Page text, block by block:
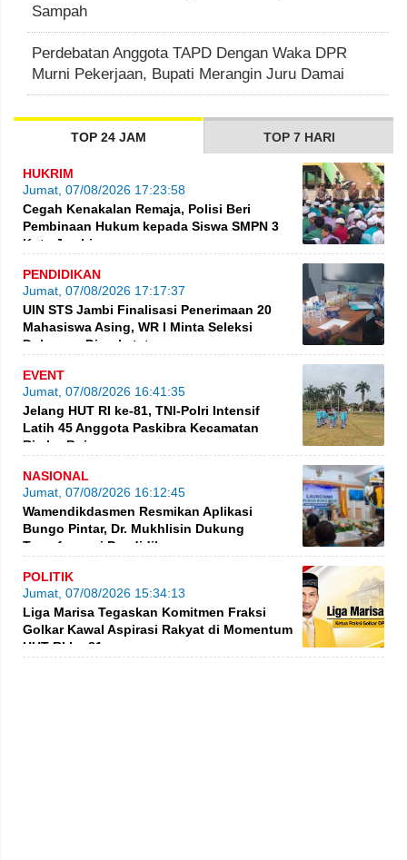
Sampah
Perdebatan Anggota TAPD Dengan Waka DPR
Murni Pekerjaan, Bupati Merangin Juru Damai
TOP 24 JAM TOP 7 HARI
HUKRIM
Jumat, 07/08/2026 17:23:58
Cegah Kenakalan Remaja, Polisi Beri
Pembinaan Hukum kepada Siswa SMPN 3
Kota Jambi
PENDIDIKAN
Jumat, 07/08/2026 17:17:37
UIN STS Jambi Finalisasi Penerimaan 20
Mahasiswa Asing, WR I Minta Seleksi
Dokumen Diperketat
EVENT
Jumat, 07/08/2026 16:41:35
Jelang HUT RI ke-81, TNI-Polri Intensif
Latih 45 Anggota Paskibra Kecamatan
Rimbo Bujang
NASIONAL
Jumat, 07/08/2026 16:12:45
Wamendikdasmen Resmikan Aplikasi
Bungo Pintar, Dr. Mukhlisin Dukung
Transformasi Pendidikan
POLITIK
Jumat, 07/08/2026 15:34:13
Liga Marisa Tegaskan Komitmen Fraksi
Golkar Kawal Aspirasi Rakyat di Momentum
HUT RI ke-81